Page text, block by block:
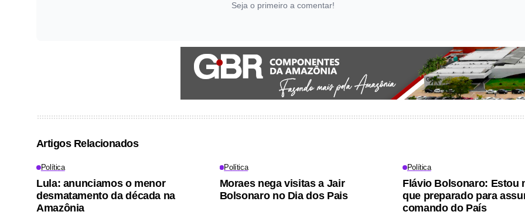
Seja o primeiro a comentar!
Artigos Relacionados
Política
Lula: anunciamos o menor
desmatamento da década na
Amazônia
Política
Moraes nega visitas a Jair
Bolsonaro no Dia dos Pais
Política
Flávio Bolsonaro: Estou
que preparado para
comando do País